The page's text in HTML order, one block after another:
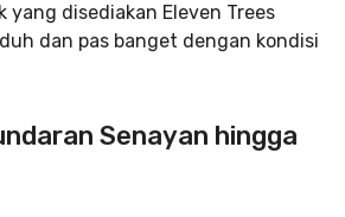
yang disediakan Eleven Trees
dan pas banget dengan kondisi
Senayan hingga